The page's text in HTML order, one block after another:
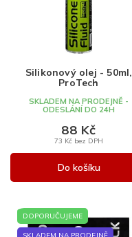
k
t
ů
Silikonový olej - 50ml,
ProTech
SKLADEM NA PRODEJNĚ -
ODESLÁNÍ DO 24H
73 Kč bez DPH
88 Kč
Do košíku
DOPORUČUJEME